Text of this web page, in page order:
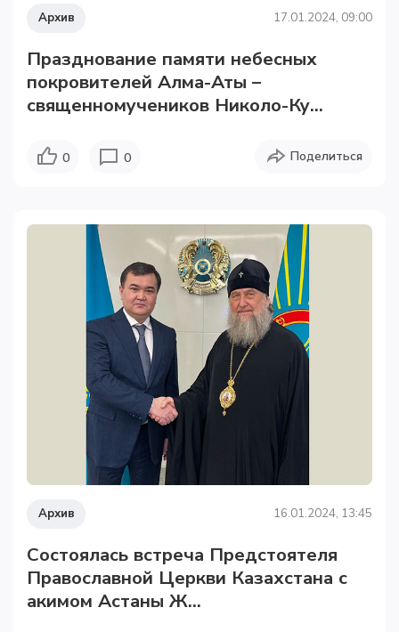
Архив 17.01.2024, 09:00
Празднование памяти небесных
покровителей Алма-Аты –
священномучеников Николо-Ку...
0 0 Поделиться
Архив 16.01.2024, 13:45
Состоялась встреча Предстоятеля
Православной Церкви Казахстана с
акимом Астаны Ж...